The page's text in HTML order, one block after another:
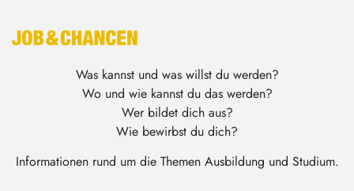
Was kannst und was willst du werden?
Wo und wie kannst du das werden?
Wer bildet dich aus?
Wie bewirbst du dich?
Informationen rund um die Themen Ausbildung und Studium.